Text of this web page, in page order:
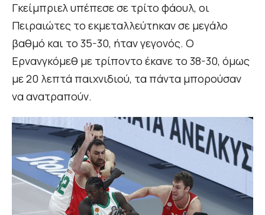
Γκείμπριελ υπέπεσε σε τρίτο φάουλ, οι
Πειραιώτες το εκμεταλλεύτηκαν σε μεγάλο
βαθμό και το 35-30, ήταν γεγονός. Ο
Ερνανγκόμεθ με τρίποντο έκανε το 38-30, όμως
με 20 λεπτά παιχνιδιού, τα πάντα μπορούσαν
να ανατραπούν.